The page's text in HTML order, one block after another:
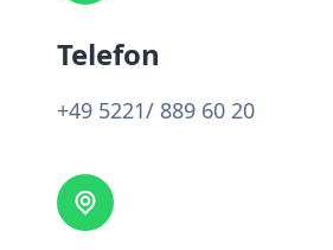
Telefon
+49 5221/ 889 60 20